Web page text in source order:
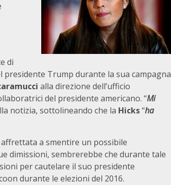
di
Trump durante la sua campagna
alla direzione dell’ufficio
del presidente americano. “Mi
notizia, sottolineando che la Hicks“ha
affrettata a smentire un possibile
dimissioni, sembrerebbe che durante tale
per cautelare il suo presidente
durante le elezioni del 2016.